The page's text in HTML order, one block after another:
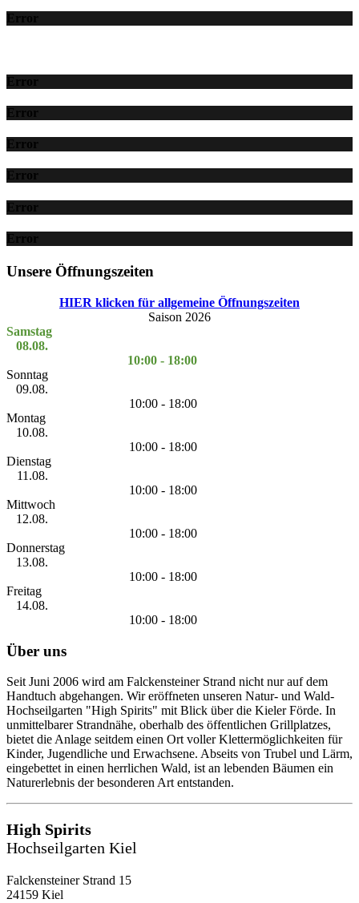
Error
Error
Error
Error
Error
Error
Error
Unsere Öffnungszeiten
HIER klicken für allgemeine Öffnungszeiten
Saison 2026
Samstag
08.08.
10:00 - 18:00
Sonntag
09.08.
10:00 - 18:00
Montag
10.08.
10:00 - 18:00
Dienstag
11.08.
10:00 - 18:00
Mittwoch
12.08.
10:00 - 18:00
Donnerstag
13.08.
10:00 - 18:00
Freitag
14.08.
10:00 - 18:00
Über uns
Seit Juni 2006 wird am Falckensteiner Strand nicht nur auf dem
Handtuch abgehangen. Wir eröffneten unseren Natur- und Wald-
Hochseilgarten "High Spirits" mit Blick über die Kieler Förde. In
unmittelbarer Strandnähe, oberhalb des öffentlichen Grillplatzes,
bietet die Anlage seitdem einen Ort voller Klettermöglichkeiten für
Kinder, Jugendliche und Erwachsene. Abseits von Trubel und Lärm,
eingebettet in einen herrlichen Wald, ist an lebenden Bäumen ein
Naturerlebnis der besonderen Art entstanden.
High Spirits
Hochseilgarten Kiel
Falckensteiner Strand 15
24159 Kiel